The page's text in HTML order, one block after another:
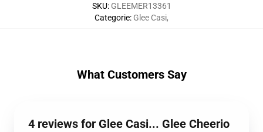
SKU: GLEEMER13361
Categorie: Glee Casi,
What Customers Say
4 reviews for Glee Casi... Glee Cheerio